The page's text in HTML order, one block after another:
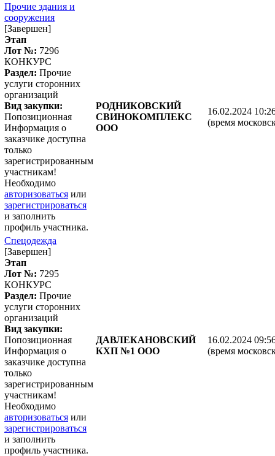
Прочие здания и
сооружения
[Завершен]
Этап
Лот №: 7296
КОНКУРС
Раздел: Прочие
услуги сторонних
организаций
Вид закупки:
Попозиционная
Информация о
заказчике доступна
только
зарегистрированным
участникам!
Необходимо
авторизоваться или
зарегистрироваться
и заполнить
профиль участника.
РОДНИКОВСКИЙ
СВИНОКОМПЛЕКС
ООО
16.02.2024
(время
Спецодежда
[Завершен]
Этап
Лот №: 7295
КОНКУРС
Раздел: Прочие
услуги сторонних
организаций
Вид закупки:
Попозиционная
Информация о
заказчике доступна
только
зарегистрированным
участникам!
Необходимо
авторизоваться или
зарегистрироваться
и заполнить
профиль участника.
ДАВЛЕКАНОВСКИЙ
КХП №1 ООО
16.02.2024
(время